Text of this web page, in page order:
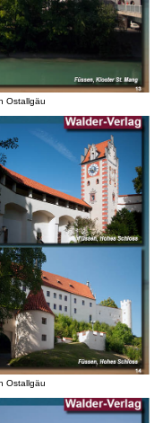
Ostallgäu
Ostallgäu